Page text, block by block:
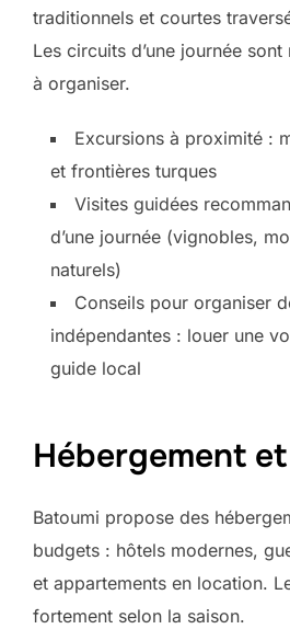
traditionnels et courtes
Les circuits d’une journée
à organiser.
Excursions à proximité :
et frontières turques
Visites guidées
d’une journée (vignobles,
naturels)
Conseils pour organiser
indépendantes : louer une
guide local
Hébergement
Batoumi propose des
budgets : hôtels modernes,
et appartements en location.
fortement selon la saison.